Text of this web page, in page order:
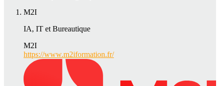
M2I
IA, IT et Bureautique
M2I
https://www.m2iformation.fr/